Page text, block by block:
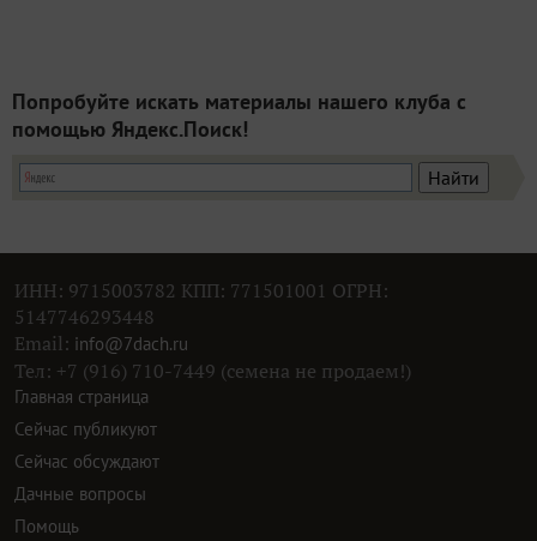
Попробуйте искать материалы нашего клуба с
помощью Яндекс.Поиск!
ИНН: 9715003782 КПП: 771501001 ОГРН:
5147746293448
Email: info@7dach.ru
Тел: +7 (916) 710-7449 (семена не продаем!)
Главная страница
Сейчас публикуют
Сейчас обсуждают
Дачные вопросы
Помощь